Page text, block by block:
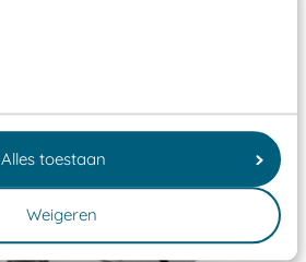
Alles toestaan
Weigeren